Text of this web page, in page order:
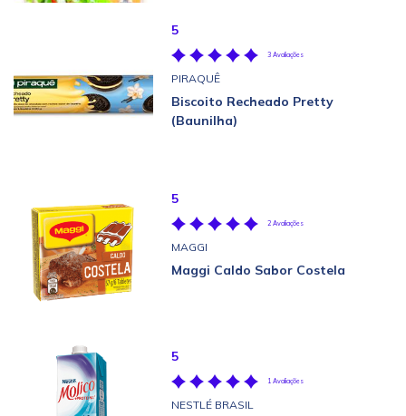
5
3 Avaliações
PIRAQUÊ
Biscoito Recheado Pretty
(Baunilha)
5
2 Avaliações
MAGGI
Maggi Caldo Sabor Costela
5
1 Avaliações
NESTLÉ BRASIL